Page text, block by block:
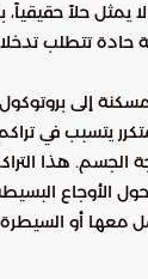
يمثل حلاً
تتطلب
إلى
يتسبب في
الجسم. هذا
الأوجاع
معها أو السيطرة